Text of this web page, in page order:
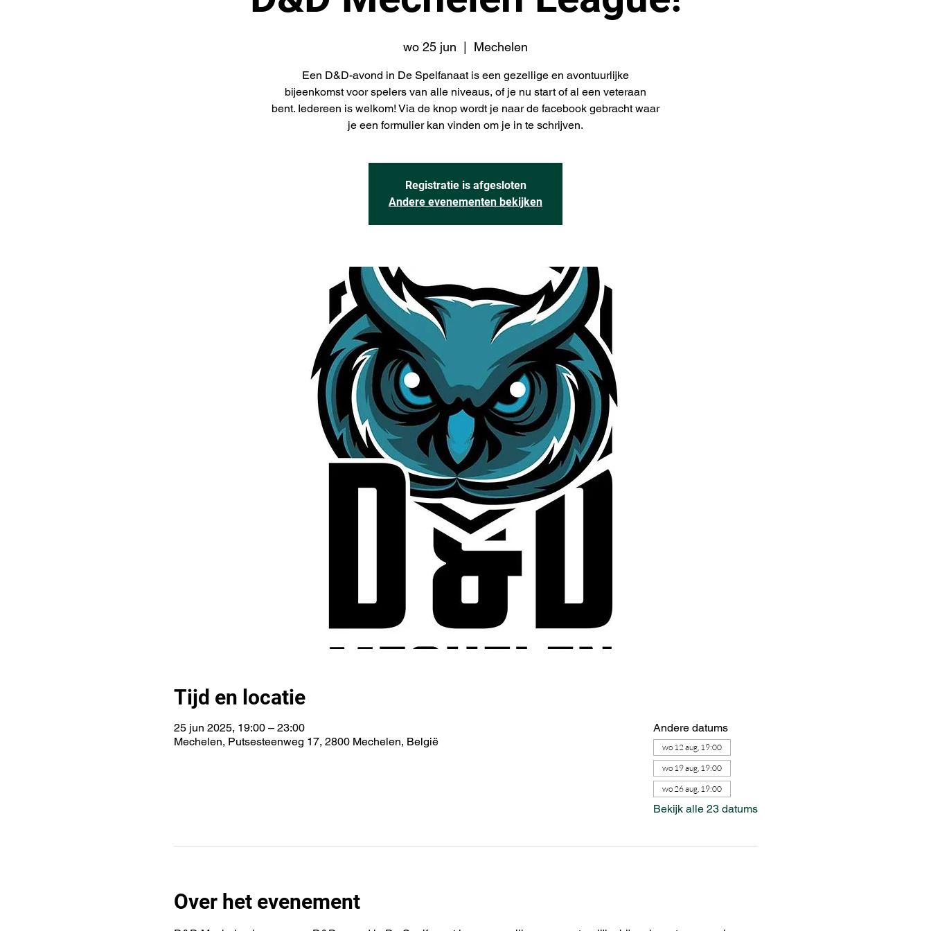
wo 25 jun
  |
Mechelen
Een D&D-avond in De Spelfanaat is een gezellige en avontuurlijke
bijeenkomst voor spelers van alle niveaus, of je nu start of al een veteraan
bent. Iedereen is welkom! Via de knop wordt je naar de facebook gebracht waar
je een formulier kan vinden om je in te schrijven.
Registratie is afgesloten
Andere evenementen bekijken
Tijd en locatie
25 jun 2025, 19:00 – 23:00
Mechelen, Putsesteenweg 17, 2800 Mechelen, België
Andere datums
wo 12 aug, 19:00
wo 19 aug, 19:00
wo 26 aug, 19:00
Bekijk alle 23 datums
Over het evenement